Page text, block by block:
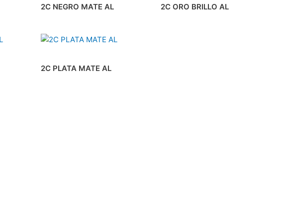
2C NEGRO MATE AL 2C ORO BRILLO AL
2C PLATA MATE AL